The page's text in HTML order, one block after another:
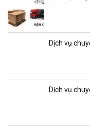
Dịch vụ
Dịch vụ